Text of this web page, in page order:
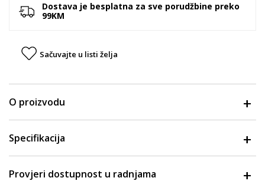
Dostava je besplatna za sve porudžbine preko
99KM
Sačuvajte u listi želja
O proizvodu
Specifikacija
Provjeri dostupnost u radnjama